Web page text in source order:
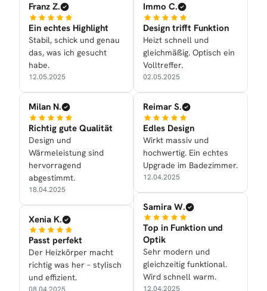
Franz Z.
Ein echtes Highlight
Stabil, schick und genau
das, was ich gesucht
habe.
12.05.2025
Milan N.
Richtig gute Qualität
Design und
Wärmeleistung sind
hervorragend
abgestimmt.
18.04.2025
Xenia K.
Passt perfekt
Der Heizkörper macht
richtig was her – stylisch
und effizient.
Immo C.
Design trifft Funktion
Heizt schnell und
gleichmäßig. Optisch ein
Volltreffer.
02.05.2025
Reimar S.
Edles Design
Wirkt massiv und
hochwertig. Ein echtes
Upgrade im Badezimmer.
12.04.2025
Samira W.
Top in Funktion und
Optik
Sehr modern und
gleichzeitig funktional.
Wird schnell warm.
12.04.2025